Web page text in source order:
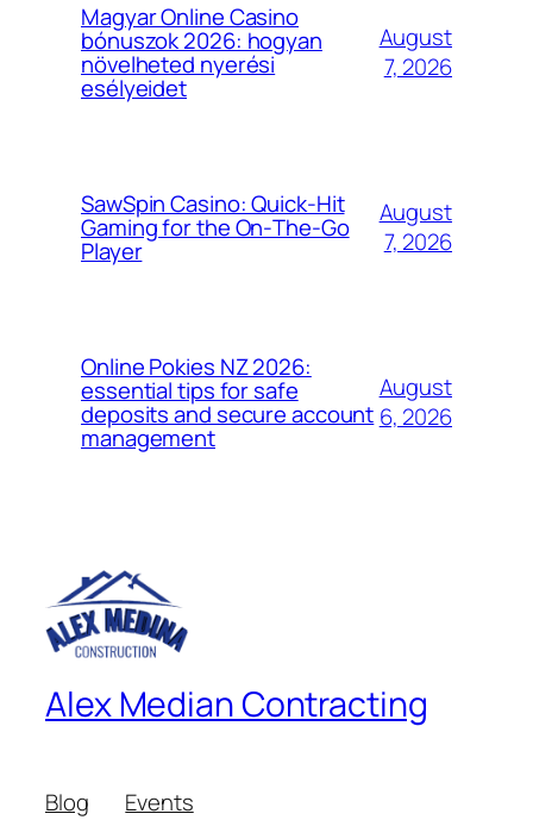
Magyar Online Casino
bónuszok 2026: hogyan
növelheted nyerési
esélyeidet
August
7, 2026
SawSpin Casino: Quick‑Hit
Gaming for the On‑The‑Go
Player
August
7, 2026
Online Pokies NZ 2026:
essential tips for safe
deposits and secure account
management
August
6, 2026
Alex Median Contracting
Blog
Events